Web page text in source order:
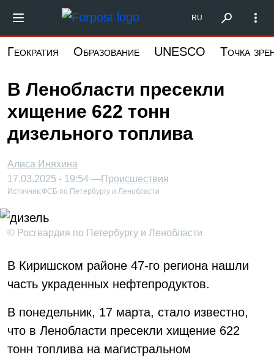
основному
Форпост Северо-Запад
RU
Геократия Образование UNESCO Точка
В Ленобласти пресекли
хищение 622 тонн
дизельного топлива
Алиса Иняхина
17.03.2025 - 19:54 —Происшествия
Источник:ФСБ по Петербургу и Ленобласти
© Росгвардия по Петербургу и Ленобласти
В Киришском районе 47-го региона нашли
часть украденных нефтепродуктов.
В понедельник, 17 марта, стало известно,
что в Ленобласти пресекли хищение 622
тонн топлива на магистральном